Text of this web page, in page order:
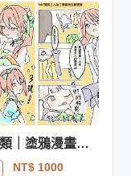
漫畫類｜塗鴉漫畫（全彩）
NT$ 1000